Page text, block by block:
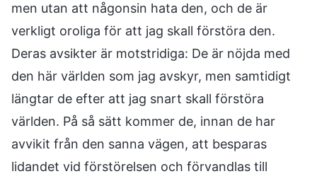
men utan att någonsin hata den, och de är
verkligt oroliga för att jag skall förstöra den.
Deras avsikter är motstridiga: De är nöjda med
den här världen som jag avskyr, men samtidigt
längtar de efter att jag snart skall förstöra
världen. På så sätt kommer de, innan de har
avvikit från den sanna vägen, att besparas
lidandet vid förstörelsen och förvandlas till